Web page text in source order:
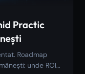
Practic
Roadmap
unde ROI-